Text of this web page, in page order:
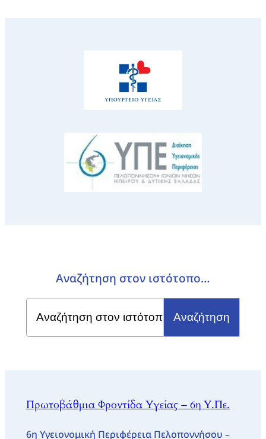
Αναζήτηση στον ιστότοπο…
Search
for:
Πρωτοβάθμια Φροντίδα Υγείας – 6η Υ.Πε.
6η Υγειονομική Περιφέρεια Πελοποννήσου –